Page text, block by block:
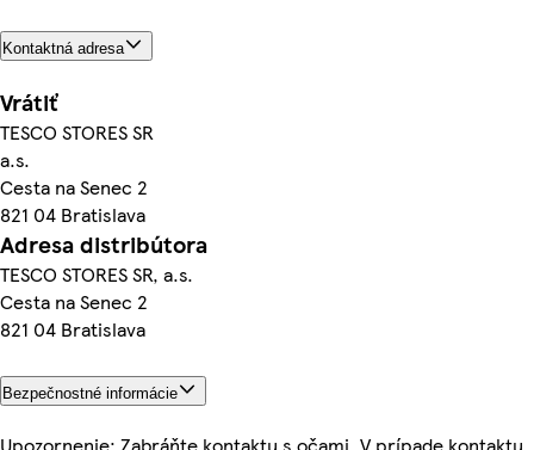
Kontaktná adresa
Vrátiť
TESCO STORES SR
a.s.
Cesta na Senec 2
821 04 Bratislava
Adresa distribútora
TESCO STORES SR, a.s.
Cesta na Senec 2
821 04 Bratislava
Bezpečnostné informácie
Upozornenie: Zabráňte kontaktu s očami. V prípade kontaktu